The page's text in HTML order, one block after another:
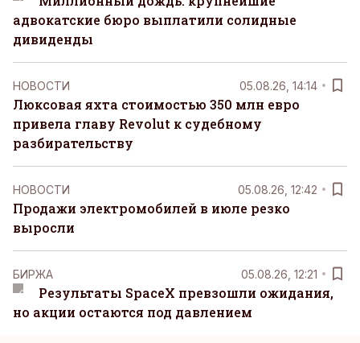
адвокатские бюро выплатили солидные
дивиденды
НОВОСТИ 05.08.26, 14:14
Люксовая яхта стоимостью 350 млн евро
привела главу Revolut к судебному
разбирательству
НОВОСТИ 05.08.26, 12:42
Продажи электромобилей в июле резко
выросли
БИРЖА 05.08.26, 12:21
Результаты SpaceX превзошли ожидания,
но акции остаются под давлением